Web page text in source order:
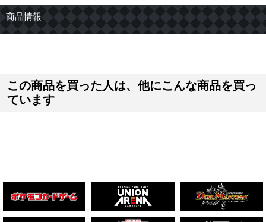
商品情報
この商品を買った人は、他にこんな商品を買っ
ています